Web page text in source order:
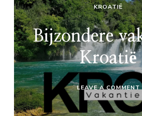
KROATIË
Bijzondere
Kroatië
LEAVE A COMMENT